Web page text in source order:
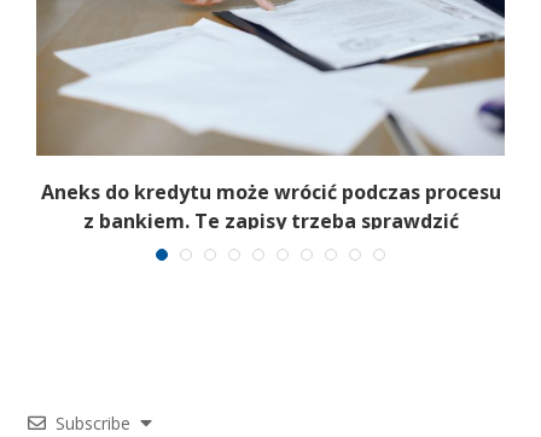
Aneks do kredytu może wrócić podczas procesu
z bankiem. Te zapisy trzeba sprawdzić
Subscribe